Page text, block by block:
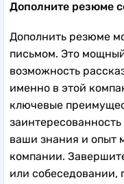
Дополните резюме
Дополнить резюме
письмом. Это
возможность
именно в этой
ключевые
ваши знания и опыт
компании.
или собеседовании,